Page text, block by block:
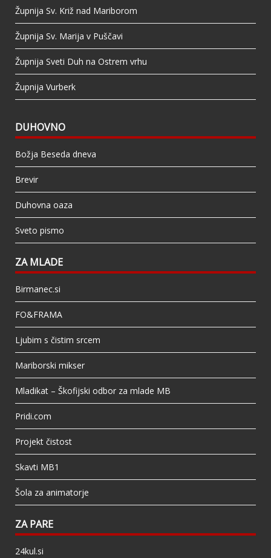
Župnija Sv. Križ nad Mariborom
Župnija Sv. Marija v Puščavi
Župnija Sveti Duh na Ostrem vrhu
Župnija Vurberk
DUHOVNO
Božja Beseda dneva
Brevir
Duhovna oaza
Sveto pismo
ZA MLADE
Birmanec.si
FO&FRAMA
Ljubim s čistim srcem
Mariborski mikser
Mladikat – Škofijski odbor za mlade MB
Pridi.com
Projekt čistost
Skavti MB1
Šola za animatorje
ZA PARE
24kul.si